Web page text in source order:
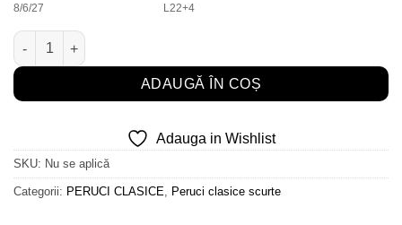
8/6/27 L22+4
Cantitate Clic ***
ADAUGĂ ÎN COȘ
Adauga in Wishlist
SKU: Nu se aplică
Categorii: PERUCI CLASICE Peruci clasice scurte